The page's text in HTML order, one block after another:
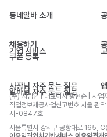
동네알바 소개
채용하기
기업 서비스
쿠폰 등록
사장님 자주 묻는 질문
알바님 자주 묻는 질문
(주) 사람인 | 대표이사 황현순 | 사
직업정보제공사업신고번호 서울
서-0847호
서울특별시 강서구 공항대로 165,